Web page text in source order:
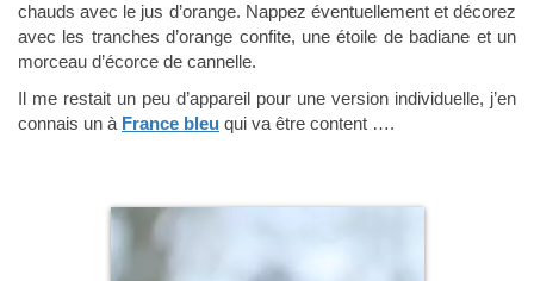
chauds avec le jus d’orange. Nappez éventuellement et décorez
avec les tranches d’orange confite, une étoile de badiane et un
morceau d’écorce de cannelle.
Il me restait un peu d’appareil pour une version individuelle, j’en
connais un à France bleu qui va être content ….